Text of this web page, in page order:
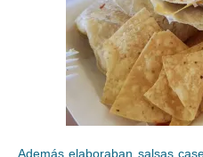
Además elaboraban salsas